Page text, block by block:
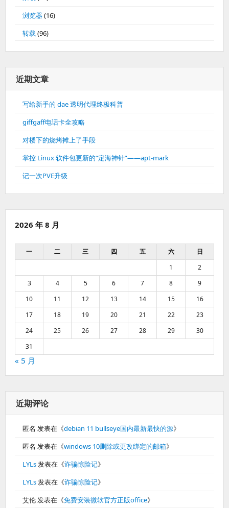
浏览器(16)
转载(96)
近期文章
写给新手的 dae 透明代理终极科普
giffgaff电话卡全攻略
对楼下的烧烤摊上了手段
掌控 Linux 软件包更新的“定海神针”——apt-mark
记一次PVE升级
2026 年 8 月
一 二 三 四 五 六
日
1
2
3
4 5 6 7 8
9
10
11 12 13 14 15
16
17
18 19 20 21 22
23
24
25 26 27 28 29
30
31
« 5 月
近期评论
匿名 发表在《debian 11 bullseye国内最新最快的源》
匿名 发表在《windows 10删除或更改绑定的邮箱》
LYLs发表在《诈骗惊险记》
LYLs发表在《诈骗惊险记》
艾伦发表在《免费安装微软官方正版office》